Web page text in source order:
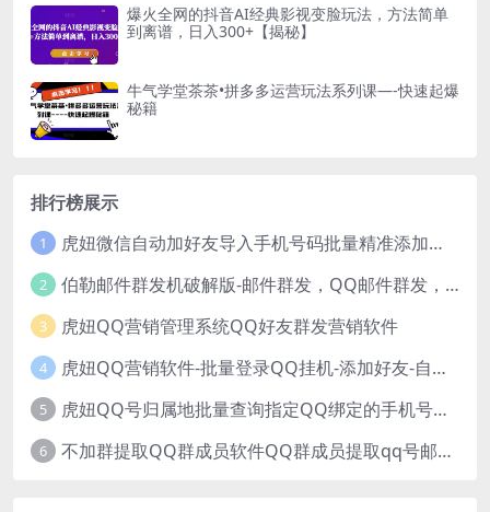
爆火全网的抖音AI经典影视变脸玩法，方法简单
到离谱，日入300+【揭秘】
牛气学堂茶茶•拼多多运营玩法系列课—-快速起爆
秘籍
排行榜展示
1 虎妞微信自动加好友导入手机号码批量精准添加客户售营销软件微商工具
2 伯勒邮件群发机破解版-邮件群发，QQ邮件群发，邮件群发软件，伯乐邮件群发工具，邮件群发器
3 虎妞QQ营销管理系统QQ好友群发营销软件
4 虎妞QQ营销软件-批量登录QQ挂机-添加好友-自动加群-群发消息-临时会话
5 虎妞QQ号归属地批量查询指定QQ绑定的手机号软件
6 不加群提取QQ群成员软件QQ群成员提取qq号邮箱软件